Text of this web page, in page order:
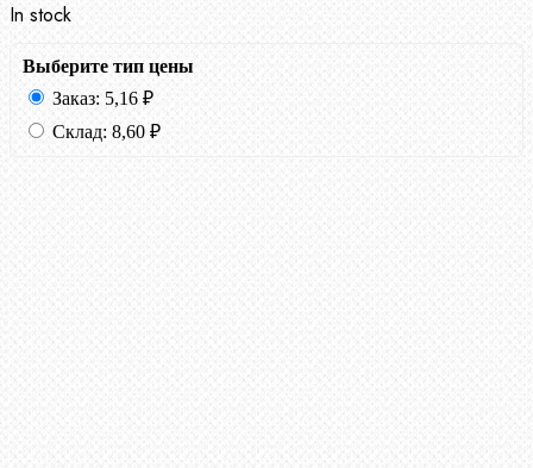
In stock
Выберите тип цены
Заказ: 5,16 ₽
Склад: 8,60 ₽